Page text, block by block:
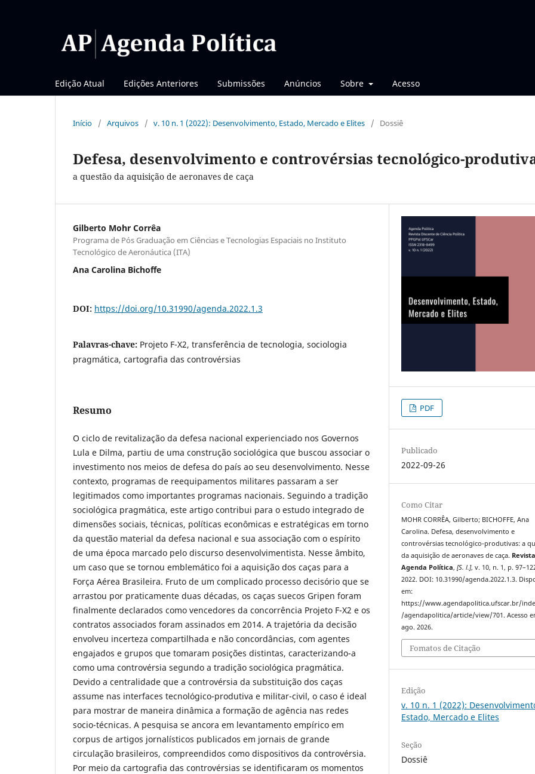
Edição Atual Edições Anteriores Submissões Anúncios Sobre Acesso
Início / Arquivos / v. 10 n. 1 (2022): Desenvolvimento, Estado, Mercado e Elites / Dossiê
Defesa, desenvolvimento e controvérsias tecnológico-
a questão da aquisição de aeronaves de caça
Gilberto Mohr Corrêa
Programa de Pós Graduação em Ciências e Tecnologias Espaciais no Instituto
Tecnológico de Aeronáutica (ITA)
Ana Carolina Bichoffe
DOI: https://doi.org/10.31990/agenda.2022.1.3
Palavras-chave: Projeto F-X2, transferência de tecnologia, sociologia
pragmática, cartografia das controvérsias
Resumo
O ciclo de revitalização da defesa nacional experienciado nos Governos
Lula e Dilma, partiu de uma construção sociológica que buscou associar o
investimento nos meios de defesa do país ao seu desenvolvimento. Nesse
contexto, programas de reequipamentos militares passaram a ser
legitimados como importantes programas nacionais. Seguindo a tradição
sociológica pragmática, este artigo contribui para o estudo integrado de
dimensões sociais, técnicas, políticas econômicas e estratégicas em torno
da questão material da defesa nacional e sua associação com o espírito
de uma época marcado pelo discurso desenvolvimentista. Nesse âmbito,
um caso que se tornou emblemático foi a aquisição dos caças para a
Força Aérea Brasileira. Fruto de um complicado processo decisório que se
arrastou por praticamente duas décadas, os caças suecos Gripen foram
finalmente declarados como vencedores da concorrência Projeto F-X2 e os
contratos associados foram assinados em 2014. A trajetória da decisão
envolveu incerteza compartilhada e não concordâncias, com agentes
engajados e grupos que tomaram posições distintas, caracterizando-a
como uma controvérsia segundo a tradição sociológica pragmática.
Devido a centralidade que a controvérsia da substituição dos caças
assume nas interfaces tecnológico-produtiva e militar-civil, o caso é ideal
para mostrar de maneira dinâmica a formação de agência nas redes
socio-técnicas. A pesquisa se ancora em levantamento empírico em
corpus de artigos jornalísticos publicados em jornais de grande
circulação brasileiros, compreendidos como dispositivos da controvérsia.
Por meio da cartografia das controvérsias se identificaram os momentos
PDF
Publicado
2022-09-26
Como Citar
MOHR CORRÊA, Gilberto; BICHOFFE, Ana
Carolina. Defesa, desenvolvimento e
controvérsias tecnológico-produtivas: a
da aquisição de aeronaves de caça. Revista
Agenda Política,[S. l.], v. 10, n. 1, p.
2022. DOI: 10.31990/agenda.2022.1.3.
em:
https://www.agendapolitica.ufscar.br/
/agendapolitica/article/view/701. Acesso
ago. 2026.
Fomatos de Citação
Edição
v. 10 n. 1 (2022):
Estado, Mercado e Elites
Seção
Dossiê